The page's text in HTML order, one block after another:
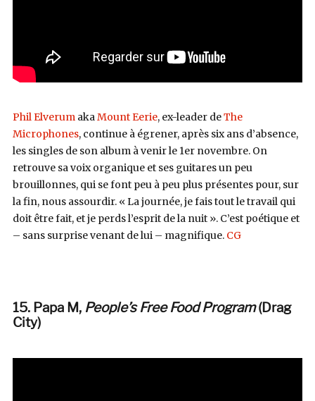
Phil ElverumakaMount Eerie, ex-leader deThe
Microphones, continue à égrener, après six ans d’absence,
les singles de son album à venir le 1er novembre. On
retrouve sa voix organique et ses guitares un peu
brouillonnes, qui se font peu à peu plus présentes pour, sur
la fin, nous assourdir. « La journée, je fais tout le travail qui
doit être fait, et je perds l’esprit de la nuit ». C’est poétique et
– sans surprise venant de lui – magnifique. CG
15. Papa M, People’s Free Food Program(Drag
City)